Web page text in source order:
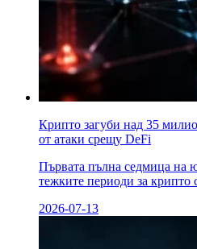
Крипто загуби над 35
от атаки срещу DeFi
Първата пълна седмица на
тежките периоди за крипто
2026-07-13